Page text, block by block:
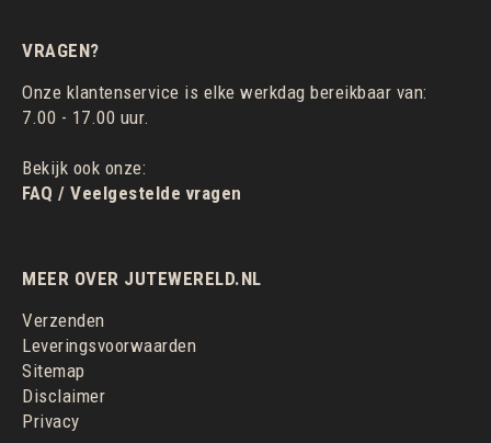
VRAGEN?
Onze klantenservice is elke werkdag bereikbaar van:
7.00 - 17.00 uur.
Bekijk ook onze:
FAQ / Veelgestelde vragen
MEER OVER JUTEWERELD.NL
Verzenden
Leveringsvoorwaarden
Sitemap
Disclaimer
Privacy